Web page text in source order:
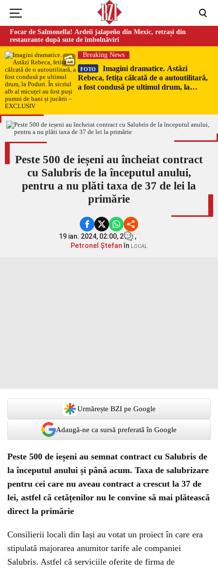
Focar de Salmonella! Ardeii jalapeño din Mexic, retrași din
restaurante după sute de îmbolnăviri
Breaking News
FOTO
Imagini dramatice. Astăzi
Rebeca, fetița călcată de o autoutilitară,
a fost condusă pe ultimul drum, la
EXCLUSIV
Peste 500 de ieșeni au încheiat contract
cu Salubris de la începutul anului,
pentru a nu plăti taxa de 37 de lei la
primărie
19 ian. 2024, 02:00, 2
,
Petronel Ștefanîn LOCAL
Urmărește BZI pe Google
Adaugă-ne ca sursă preferată în Google
Peste 500 de ieșeni au semnat contract cu Salubris de
la începutul anului și până acum. Taxa de salubrizare
pentru cei care nu aveau contract a crescut la 37 de
lei, astfel că cetățenilor nu le convine să mai plătească
direct la primărie
Consilierii locali din Iași au votat un proiect în care era
stipulată majorarea anumitor tarife ale companiei
Salubris. Astfel că serviciile oferite de firma de